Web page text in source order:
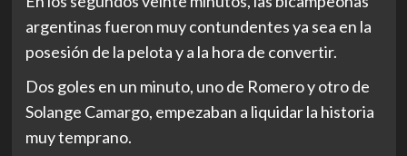
argentinas fueron muy contundentes ya sea en la
posesión de la pelota y a la hora de convertir.
Dos goles en un minuto, uno de Romero y otro de
Solange Camargo, empezaban a liquidar la historia
muy temprano.